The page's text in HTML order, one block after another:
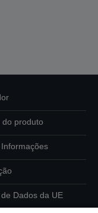
do produto
Dados da UE